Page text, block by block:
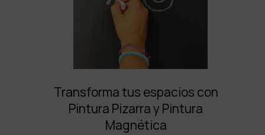
Transforma tus espacios con
Pintura Pizarra y Pintura
Magnética